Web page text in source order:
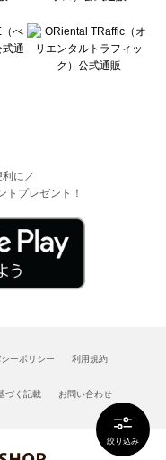
絞り込み
に／
トプレゼント！
ーポリシー 利用規約
づく記載 お問い合わせ